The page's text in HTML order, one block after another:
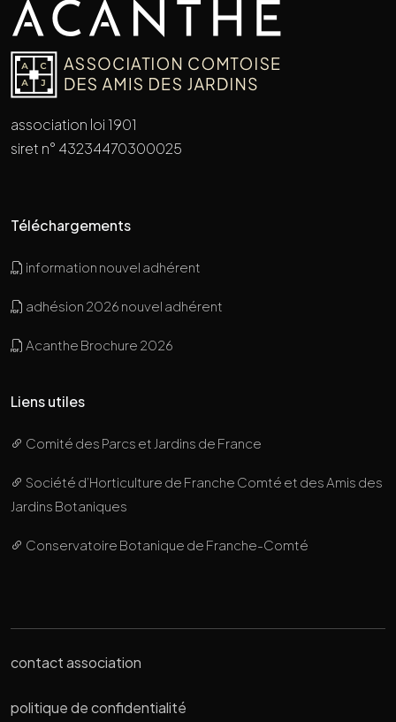
association loi 1901
siret n° 43234470300025
Téléchargements
information nouvel adhérent
adhésion 2026 nouvel adhérent
Acanthe Brochure 2026
Liens utiles
Comité des Parcs et Jardins de France
Société d’Horticulture de Franche Comté et des Amis des
Jardins Botaniques
Conservatoire Botanique de Franche-Comté
contact association
politique de confidentialité